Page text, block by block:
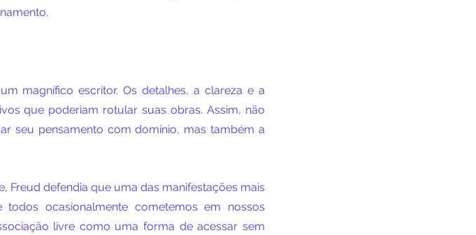
magnífico escritor. Os detalhes, a clareza e a
que poderiam rotular suas obras. Assim, não
seu pensamento com domínio, mas também a
Freud defendia que uma das manifestações mais
ocasionalmente cometemos em nossos
livre como uma forma de acessar sem